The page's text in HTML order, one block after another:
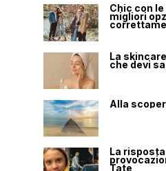
Chic con
migliori
La
che devi
Alla
La
Tate